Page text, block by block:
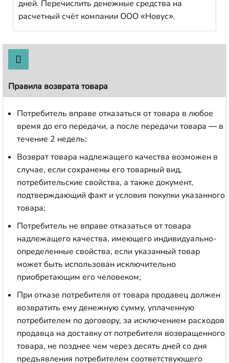
дней. Перечислить денежные средства на
расчетный счёт компании ООО «Новус».
Правила возврата товара
Потребитель вправе отказаться от товара в любое
время до его передачи, а после передачи товара — в
течение 2 недель;
Возврат товара надлежащего качества возможен в
случае, если сохранены его товарный вид,
потребительские свойства, а также документ,
подтверждающий факт и условия покупки указанного
товара;
Потребитель не вправе отказаться от товара
надлежащего качества, имеющего индивидуально-
определенные свойства, если указанный товар
может быть использован исключительно
приобретающим его человеком;
При отказе потребителя от товара продавец должен
возвратить ему денежную сумму, уплаченную
потребителем по договору, за исключением расходов
продавца на доставку от потребителя возвращенного
товара, не позднее чем через десять дней со дня
предъявления потребителем соответствующего